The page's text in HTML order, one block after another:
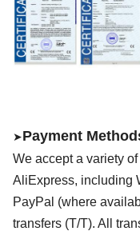
➤Payment
We accept a variety
AliExpress, including
PayPal (where
transfers (T/T). All